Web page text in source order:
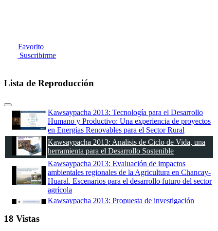
Favorito
Suscribirme
Lista de Reproducción
Kawsaypacha 2013: Tecnología para el Desarrollo
Humano y Productivo: Una experiencia de proyectos
en Energías Renovables para el Sector Rural
Kawsaypacha 2013: Analisis de Ciclo de Vida, una
herramienta para el Desarrollo Sostenible
Kawsaypacha 2013: Evaluación de impactos
ambientales regionales de la Agricultura en Chancay-
Huaral. Escenarios para el desarrollo futuro del sector
agrícola
Kawsaypacha 2013: Propuesta de investigación
18 Vistas